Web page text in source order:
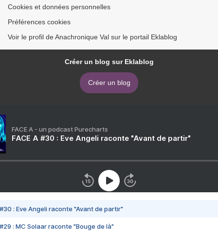
Cookies et données personnelles
Préférences cookies
Voir le profil de Anachronique Val sur le portail Eklablog
Créer un blog sur Eklablog
Créer un blog
FACE A - un podcast Purecharts
FACE A #30 : Eve Angeli raconte "Avant de partir"
#30 : Eve Angeli raconte "Avant de partir"
#29 : MC Solaar raconte "Bouge de là"